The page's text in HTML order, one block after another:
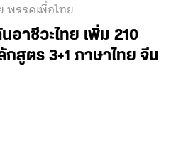
พรรคเพื่อไทย
อาชีวะไทย เพิ่ม 210
สูตร 3+1 ภาษาไทย จีน